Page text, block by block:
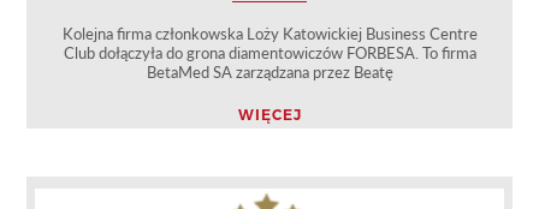
Kolejna firma członkowska Loży Katowickiej Business Centre
Club dołączyła do grona diamentowiczów FORBESA. To firma
BetaMed SA zarządzana przez Beatę
WIĘCEJ